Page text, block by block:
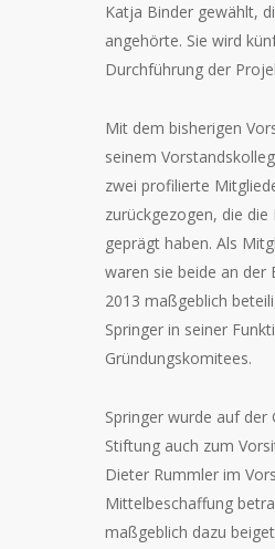
Katja Binder gewählt,
angehörte. Sie wird
Durchführung der
Mit dem bisherigen
seinem
zwei profilierte
zurückgezogen, die
geprägt haben. Als
waren sie beide an der
2013 maßgeblich
Springer in seiner
Gründungskomitees.
Springer wurde auf der
Stiftung auch zum
Dieter Rummler im
Mittelbeschaffung
maßgeblich dazu